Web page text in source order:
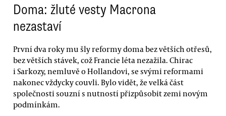
Doma: žluté vesty Macrona
nezastaví
První dva roky mu šly reformy doma bez větších otřesů,
bez větších stávek, což Francie léta nezažila. Chirac
i Sarkozy, nemluvě o Hollandovi, se svými reformami
nakonec vždycky couvli. Bylo vidět, že velká část
společnosti souzní s nutností přizpůsobit zemi novým
podmínkám.